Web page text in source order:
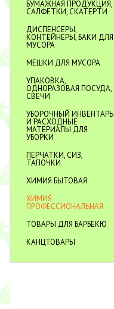
БУМАЖНАЯ ПРОДУКЦИЯ,
САЛФЕТКИ, СКАТЕРТИ
ДИСПЕНСЕРЫ,
КОНТЕЙНЕРЫ, БАКИ ДЛЯ
МУСОРА
МЕШКИ ДЛЯ МУСОРА
УПАКОВКА,
ОДНОРАЗОВАЯ ПОСУДА,
СВЕЧИ
УБОРОЧНЫЙ ИНВЕНТАРЬ
И РАСХОДНЫЕ
МАТЕРИАЛЫ ДЛЯ
УБОРКИ
ПЕРЧАТКИ, СИЗ,
ТАПОЧКИ
ХИМИЯ БЫТОВАЯ
ХИМИЯ
ПРОФЕССИОНАЛЬНАЯ
ТОВАРЫ ДЛЯ БАРБЕКЮ
КАНЦТОВАРЫ